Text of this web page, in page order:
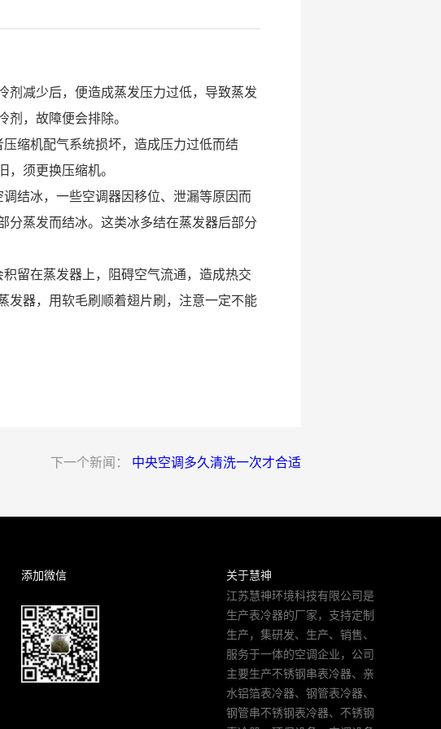
剂减少后，便造成蒸发压力过低，导致蒸发
，故障便会排除。
缩机配气系统损坏，造成压力过低而结
，须更换压缩机。
结冰，一些空调器因移位、泄漏等原因而
分蒸发而结冰。这类冰多结在蒸发器后部分
留在蒸发器上，阻碍空气流通，造成热交
发器，用软毛刷顺着翅片刷，注意一定不能
下一个新闻： 中央空调多久清洗一次才合适
添加微信 关于慧神
江苏慧神环境科技有限公司是
生产表冷器的厂家，支持定制
生产，集研发、生产、销售、
服务于一体的空调企业，公司
主要生产不锈钢串表冷器、亲
水铝箔表冷器、钢管表冷器、
钢管串不锈钢表冷器、不锈钢